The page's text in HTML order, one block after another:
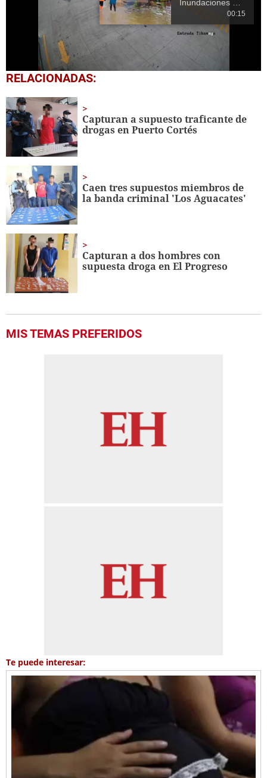
0
seconds
16
seconds
00:15
RELACIONADAS:
Capturan a supuesto traficante de
drogas en Puerto Cortés
Caen tres supuestos miembros de
la banda criminal 'Los Aguacates'
Capturan a dos hombres con
supuesta droga en El Progreso
MIS TEMAS PREFERIDOS
Te puede interesar: